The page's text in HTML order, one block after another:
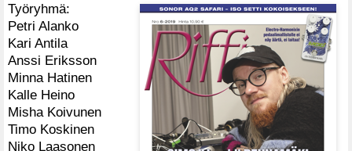
Työryhmä:
Petri Alanko
Kari Antila
Anssi Eriksson
Minna Hatinen
Kalle Heino
Misha Koivunen
Timo Koskinen
Niko Laasonen